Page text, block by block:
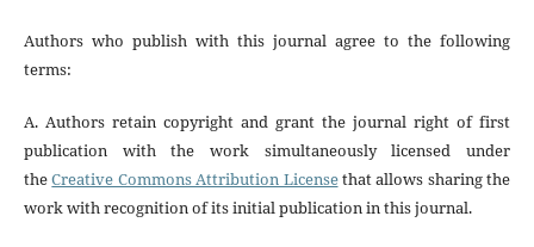
Authors who publish with this journal agree to the following
terms:
A. Authors retain copyright and grant the journal right of first
publication with the work simultaneously licensed under
theCreative Commons Attribution Licensethat allows sharing the
work with recognition of its initial publication in this journal.